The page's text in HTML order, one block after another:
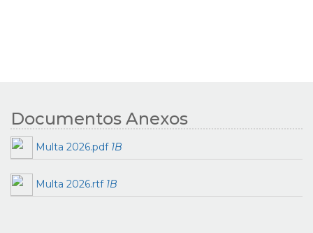
Documentos Anexos
Multa 2026.pdf 1B
Multa 2026.rtf 1B